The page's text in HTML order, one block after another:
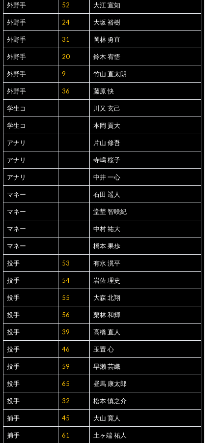
外野手 52 大江 宣知
外野手 24 大坂 裕樹
外野手 31 岡林 勇直
外野手 20 鈴木 宥悟
外野手 9 竹山 直太朗
外野手 36 藤原 快
学生コ 川又 玄己
学生コ 本岡 貢大
アナリ 片山 修吾
アナリ 寺嶋 桜子
アナリ 中井 一心
マネー 石田 遥人
マネー 堂埜 智咲紀
マネー 中村 祐大
マネー 橋本 果歩
投手 53 有水 滉平
投手 54 岩佐 理史
投手 55 大森 北翔
投手 56 栗林 和輝
投手 39 高橋 直人
投手 46 玉置 心
投手 59 早瀨 芸織
投手 65 昼馬 康太郎
投手 32 松本 慎之介
捕手 45 大山 寛人
捕手 61 土ヶ端 祐人